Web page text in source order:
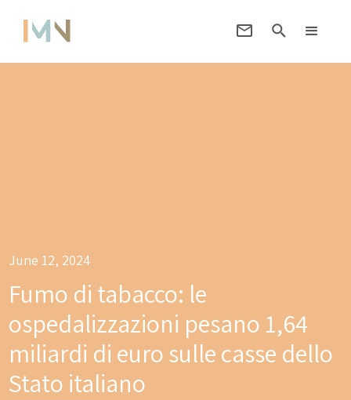
June 12, 2024
Fumo di tabacco: le
ospedalizzazioni pesano 1,64
miliardi di euro sulle casse dello
Stato italiano